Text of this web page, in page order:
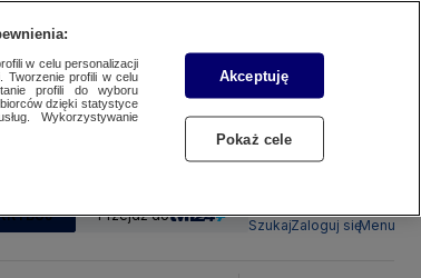
Przejdź do
SzukajZaloguj sięMenu
w celu personalizacji
Tworzenie profili w celu
profili do wyboru
dzięki statystyce
Wykorzystywanie
Akceptuję
Pokaż cele